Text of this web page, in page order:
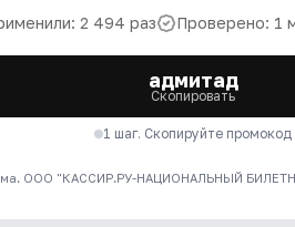
2 494 раз Проверено: 1
адмитад
Скопировать
1 шаг. Скопируйте промокод
ООО "КАССИР.РУ-НАЦИОНАЛЬНЫЙ